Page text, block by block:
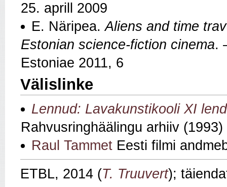
25. aprill 2009
E. Näripea.Aliens and time
Estonian science-fiction cinema.
Estoniae 2011, 6
Välislinke
Lennud: Lavakunstikooli XI
Rahvusringhäälingu arhiiv (1993)
Raul Tammet Eesti filmi
ETBL, 2014 (T. Truuvert);